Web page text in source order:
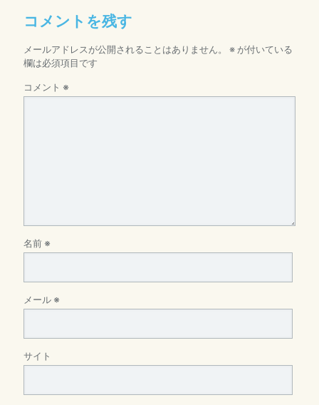
コメントを残す
メールアドレスが公開されることはありません。 ※ が付いている
欄は必須項目です
コメント ※
名前 ※
メール ※
サイト